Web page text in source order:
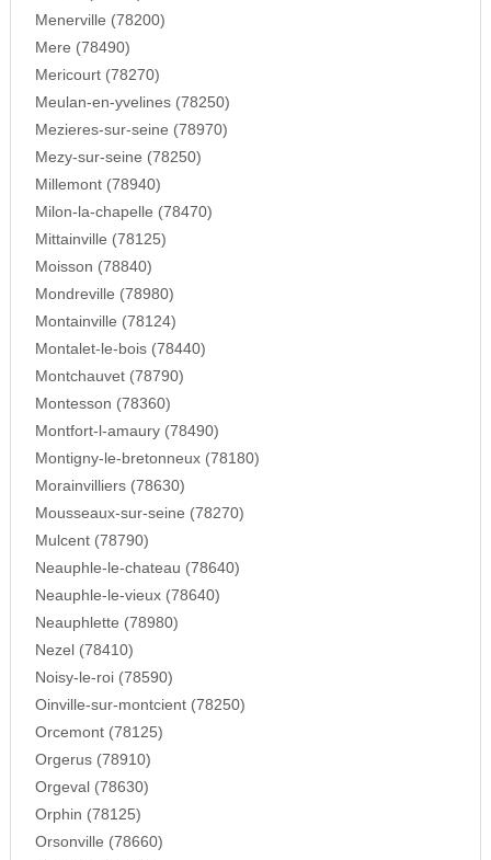
Menerville (78200)
Mere (78490)
Mericourt (78270)
Meulan-en-yvelines (78250)
Mezieres-sur-seine (78970)
Mezy-sur-seine (78250)
Millemont (78940)
Milon-la-chapelle (78470)
Mittainville (78125)
Moisson (78840)
Mondreville (78980)
Montainville (78124)
Montalet-le-bois (78440)
Montchauvet (78790)
Montesson (78360)
Montfort-l-amaury (78490)
Montigny-le-bretonneux (78180)
Morainvilliers (78630)
Mousseaux-sur-seine (78270)
Mulcent (78790)
Neauphle-le-chateau (78640)
Neauphle-le-vieux (78640)
Neauphlette (78980)
Nezel (78410)
Noisy-le-roi (78590)
Oinville-sur-montcient (78250)
Orcemont (78125)
Orgerus (78910)
Orgeval (78630)
Orphin (78125)
Orsonville (78660)